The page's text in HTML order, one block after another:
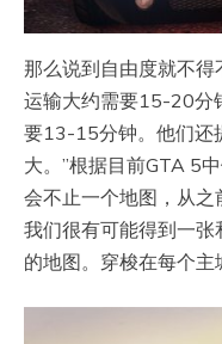
那么说到自由度就不得
运输大约需要15-20分
要13-15分钟。他们还
大。”根据目前GTA 5
会不止一个地图，从之
我们很有可能得到一
的地图。穿梭在每个主